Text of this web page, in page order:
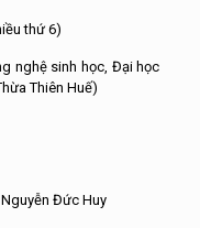
thứ 6)
nghệ sinh học, Đại học
Thiên Huế)
Đức Huy